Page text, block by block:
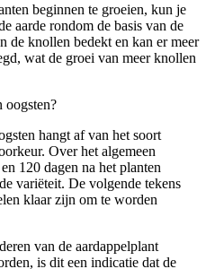
beginnen te groeien, kun je
aarde rondom de basis van de
de knollen bedekt en kan er meer
wat de groei van meer knollen
oogsten?
hangt af van het soort
Over het algemeen
120 dagen na het planten
variëteit. De volgende tekens
klaar zijn om te worden
van de aardappelplant
is dit een indicatie dat de